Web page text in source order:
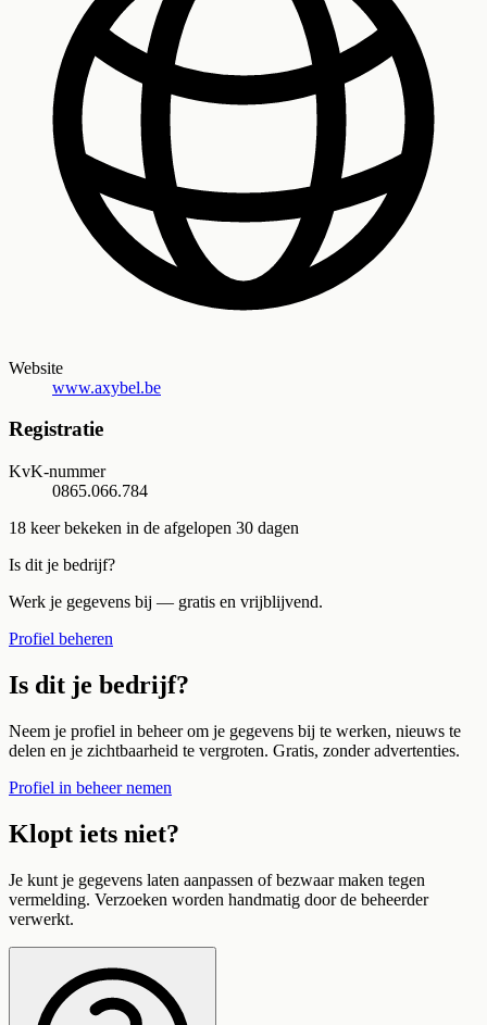
Website
www.axybel.be
Registratie
KvK-nummer
0865.066.784
18 keer bekeken in de afgelopen 30 dagen
Is dit je bedrijf?
Werk je gegevens bij — gratis en vrijblijvend.
Profiel beheren
Is dit je bedrijf?
Neem je profiel in beheer om je gegevens bij te werken, nieuws te
delen en je zichtbaarheid te vergroten. Gratis, zonder advertenties.
Profiel in beheer nemen
Klopt iets niet?
Je kunt je gegevens laten aanpassen of bezwaar maken tegen
vermelding. Verzoeken worden handmatig door de beheerder
verwerkt.